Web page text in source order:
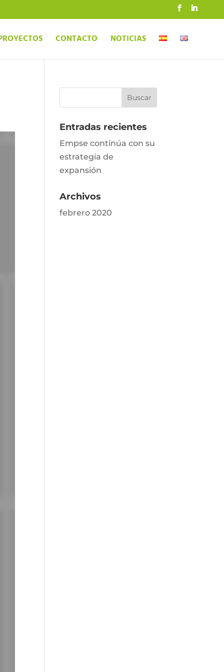
CONTACTO NOTICIAS
Entradas recientes
Empse continúa con su
estrategia de
expansión
Archivos
febrero 2020